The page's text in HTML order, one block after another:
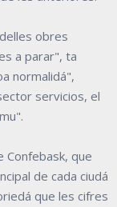
obres
a parar", ta
normalidá",
servicios, el
Confebask, que
de cada ciudá
que les cifres